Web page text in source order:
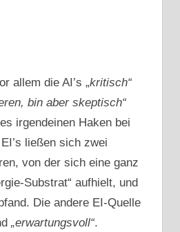
allem die AI’s „kritisch“
bin aber skeptisch“
irgendeinen Haken bei
ließen sich zwei
von der sich eine ganz
Substrat“ aufhielt, und
Die andere EI-Quelle
„erwartungsvoll“.